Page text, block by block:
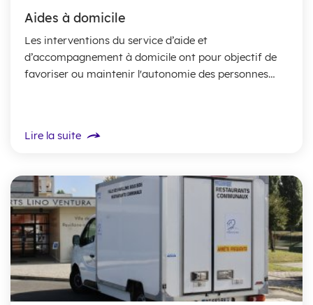
Aides à domicile
Les interventions du service d’aide et
d’accompagnement à domicile ont pour objectif de
favoriser ou maintenir l'autonomie des personnes
Lire la suite